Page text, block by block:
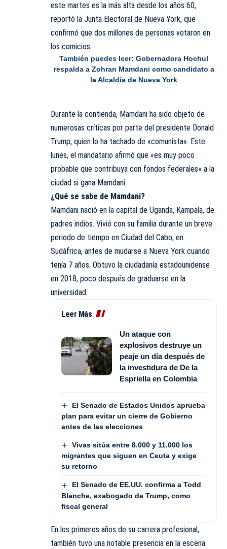
este martes es la más alta desde los años 60,
reportó la Junta Electoral de Nueva York, que
confirmó que dos millones de personas votaron en
los comicios.
También puedes leer: Gobernadora Hochul
respalda a Zohran Mamdani como candidato a
la Alcaldía de Nueva York
Durante la contienda, Mamdani ha sido objeto de
numerosas críticas por parte del presidente Donald
Trump, quien lo ha tachado de «comunista». Este
lunes, el mandatario afirmó que «es muy poco
probable que contribuya con fondos federales» a la
ciudad si gana Mamdani.
¿Qué se sabe de Mamdani?
Mamdani nació en la capital de Uganda, Kampala, de
padres indios. Vivió con su familia durante un breve
periodo de tiempo en Ciudad del Cabo, en
Sudáfrica, antes de mudarse a Nueva York cuando
tenía 7 años. Obtuvo la ciudadanía estadounidense
en 2018, poco después de graduarse en la
universidad.
Leer Más
Un ataque con
explosivos destruye un
peaje un día después de
la investidura de De la
Espriella en Colombia
El Senado de Estados Unidos aprueba
plan para evitar un cierre de Gobierno
antes de las elecciones
Vivas sitúa entre 8.000 y 11.000 los
migrantes que siguen en Ceuta y exige
su retorno
El Senado de EE.UU. confirma a Todd
Blanche, exabogado de Trump, como
fiscal general
En los primeros años de su carrera profesional,
también tuvo una notable presencia en la escena